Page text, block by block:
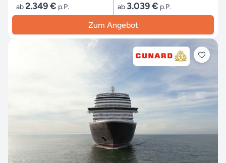
ab2.349 € p.P.
ab 3.039 € p.P.
Zum Angebot